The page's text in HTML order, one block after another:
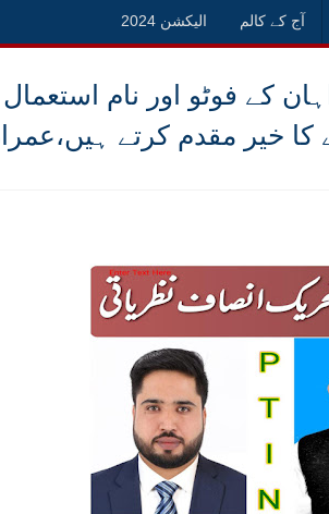
آج کے کالم الیکشن 2024
کے فوٹو اور نام
خیر مقدم کرتے